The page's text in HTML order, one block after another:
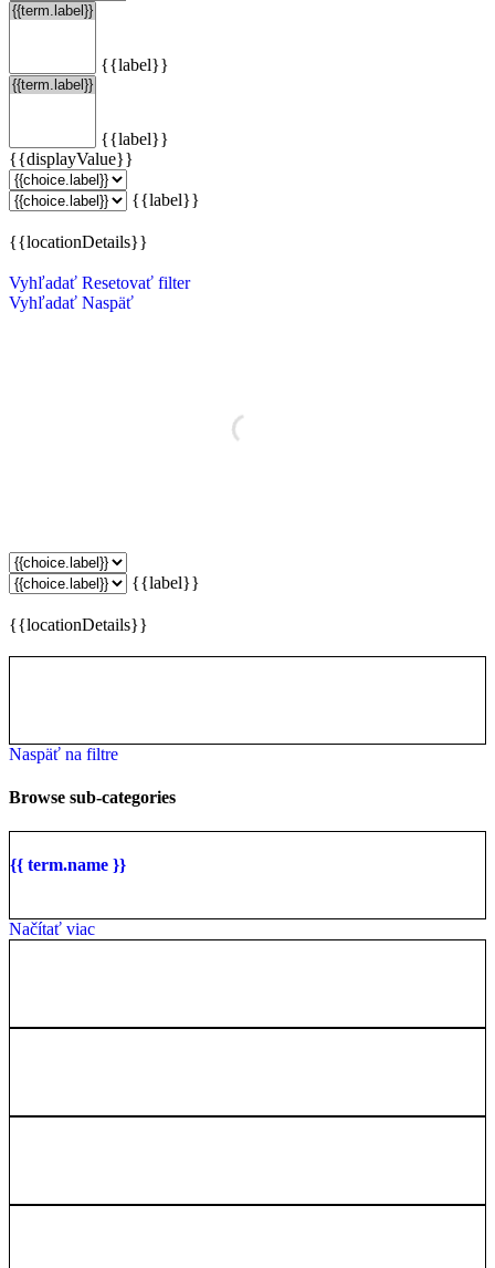
{{label}}
{{label}}
{{displayValue}}
{{label}}
{{locationDetails}}
Vyhľadať Resetovať filter
Vyhľadať Naspäť
{{label}}
{{locationDetails}}
Naspäť na filtre
Browse sub-categories
{{ term.name }}
Načítať viac